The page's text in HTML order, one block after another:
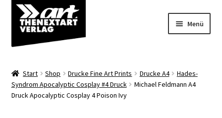
Zur
Navigation
springen
Zum
Inhalt
springen
Menü
Shop
Start Shop Drucke Fine Art Prints Drucke A4
Hades-
Syndrom Apocalyptic Cosplay #4 Druck
Michael Feldmann A4
Druck Apocalyptic Cosplay 4 Poison Ivy